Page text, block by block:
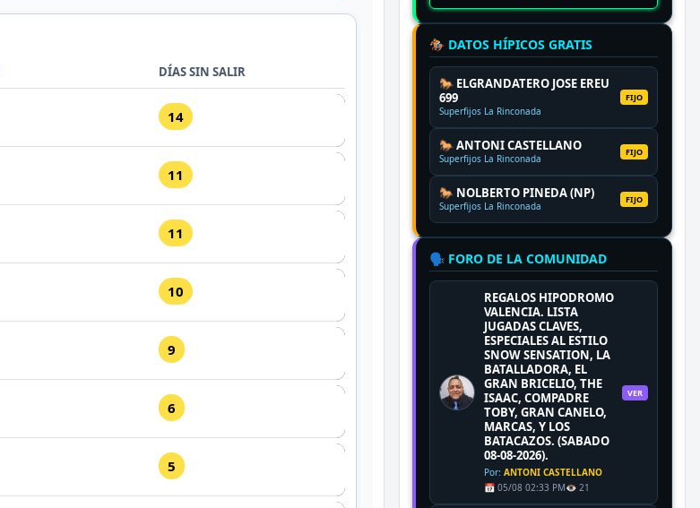
DÍAS SIN SALIR
14
11
11
10
9
6
5
🏇 DATOS HÍPICOS GRATIS
🐎 ELGRANDATERO JOSE EREU
699
Superfijos La Rinconada
FIJO
🐎 ANTONI CASTELLANO
Superfijos La Rinconada
FIJO
🐎 NOLBERTO PINEDA (NP)
Superfijos La Rinconada
FIJO
🗣️ FORO DE LA COMUNIDAD
REGALOS HIPODROMO
VALENCIA. LISTA
JUGADAS CLAVES,
ESPECIALES AL ESTILO
SNOW SENSATION, LA
BATALLADORA, EL
GRAN BRICELIO, THE
ISAAC, COMPADRE
TOBY, GRAN CANELO,
MARCAS, Y LOS
BATACAZOS. (SABADO
08-08-2026).
Por: ANTONI CASTELLANO
📅 05/08 02:33 PM👁️ 21
VER